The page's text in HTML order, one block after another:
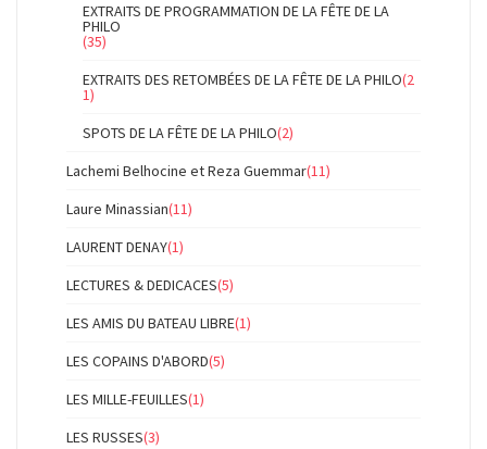
EXTRAITS DE PROGRAMMATION DE LA FÊTE DE LA
PHILO
(35)
EXTRAITS DES RETOMBÉES DE LA FÊTE DE LA PHILO(2
1)
SPOTS DE LA FÊTE DE LA PHILO(2)
Lachemi Belhocine et Reza Guemmar(11)
Laure Minassian(11)
LAURENT DENAY(1)
LECTURES & DEDICACES(5)
LES AMIS DU BATEAU LIBRE(1)
LES COPAINS D'ABORD(5)
LES MILLE-FEUILLES(1)
LES RUSSES(3)